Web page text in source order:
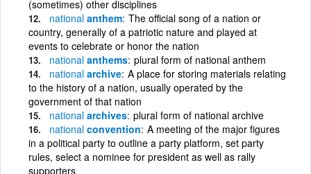
(sometimes) other disciplines
national anthem The official song of a nation or
country, generally of a patriotic nature and played at
events to celebrate or honor the nation
national anthems plural form of national anthem
national archive A place for storing materials relating
to the history of a nation, usually operated by the
government of that nation
national archives plural form of national archive
national convention A meeting of the major figures
in a political party to outline a party platform, set party
rules, select a nominee for president as well as rally
supporters